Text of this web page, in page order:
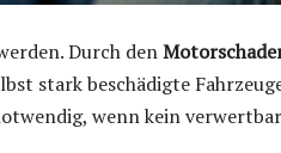
Durch den
stark beschädigte
wenn kein